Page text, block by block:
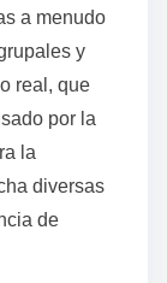
a menudo
y
real, que
por la
la
diversas
de